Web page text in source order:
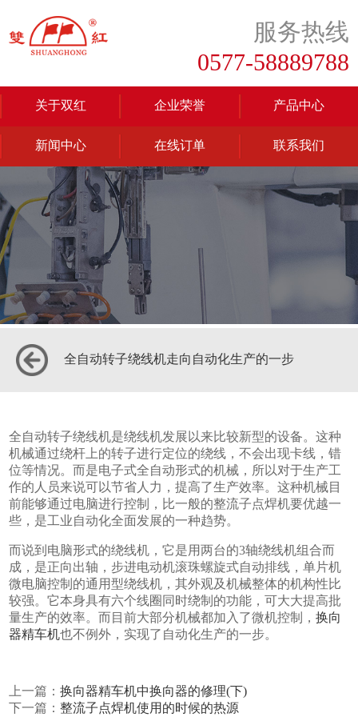
服务热线
0577-58889788
关于双红 企业荣誉 产品中心
新闻中心 在线订单 联系我们
全自动转子绕线机走向自动化生产的一步
全自动转子绕线机是绕线机发展以来比较新型的设备。这种
机械通过绕杆上的转子进行定位的绕线，不会出现卡线，错
位等情况。而是电子式全自动形式的机械，所以对于生产工
作的人员来说可以节省人力，提高了生产效率。这种机械目
前能够通过电脑进行控制，比一般的整流子点焊机要优越一
些，是工业自动化全面发展的一种趋势。
而说到电脑形式的绕线机，它是用两台的3轴绕线机组合而
成，是正向出轴，步进电动机滚珠螺旋式自动排线，单片机
微电脑控制的通用型绕线机，其外观及机械整体的机构性比
较强。它本身具有六个线圈同时绕制的功能，可大大提高批
量生产的效率。而目前大部分机械都加入了微机控制，换向
器精车机也不例外，实现了自动化生产的一步。
上一篇：换向器精车机中换向器的修理(下)
下一篇：整流子点焊机使用的时候的热源